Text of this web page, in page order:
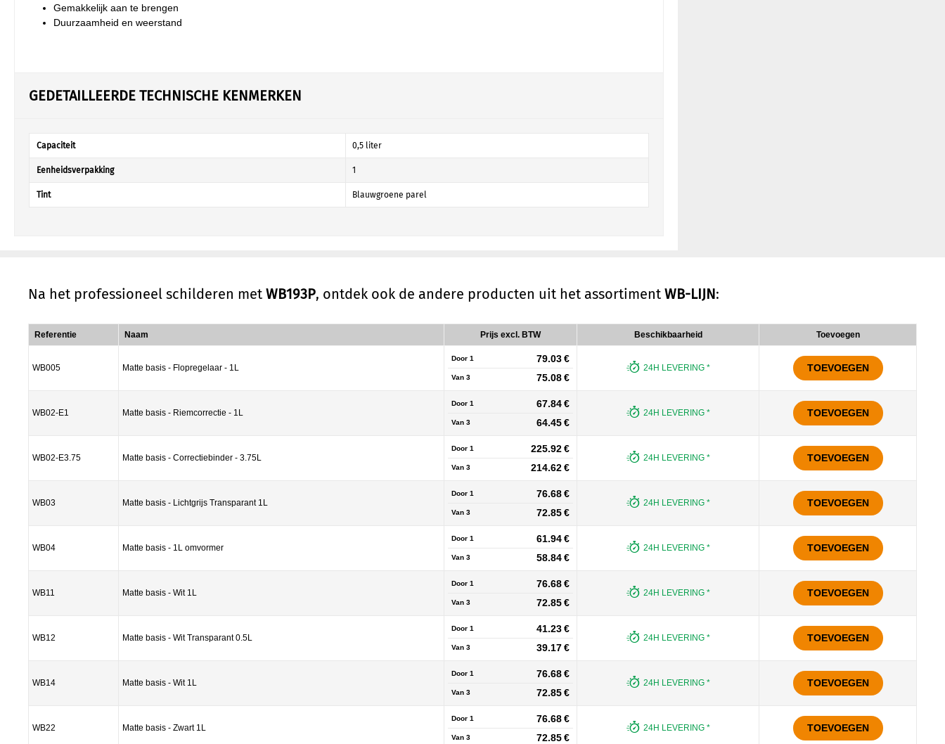
Gemakkelijk aan te brengen
Duurzaamheid en weerstand
GEDETAILLEERDE TECHNISCHE KENMERKEN
Capaciteit 0,5 liter
Eenheidsverpakking 1
Tint Blauwgroene parel
Na het professioneel schilderen met WB193P, ontdek ook de andere producten uit het assortiment WB-LIJN:
Referentie Naam Prijs excl. BTW Beschikbaarheid Toevoegen
WB005 Matte basis - Flopregelaar - 1L
Door 1 79.03 €
Van 3 75.08 €
24H LEVERING * TOEVOEGEN
WB02-E1 Matte basis - Riemcorrectie - 1L
Door 1 67.84 €
Van 3 64.45 €
24H LEVERING * TOEVOEGEN
WB02-E3.75 Matte basis - Correctiebinder - 3.75L
Door 1 225.92 €
Van 3 214.62 €
24H LEVERING * TOEVOEGEN
WB03 Matte basis - Lichtgrijs Transparant 1L
Door 1 76.68 €
Van 3 72.85 €
24H LEVERING * TOEVOEGEN
WB04 Matte basis - 1L omvormer
Door 1 61.94 €
Van 3 58.84 €
24H LEVERING * TOEVOEGEN
WB11 Matte basis - Wit 1L
Door 1 76.68 €
Van 3 72.85 €
24H LEVERING * TOEVOEGEN
WB12 Matte basis - Wit Transparant 0.5L
Door 1 41.23 €
Van 3 39.17 €
24H LEVERING * TOEVOEGEN
WB14 Matte basis - Wit 1L
Door 1 76.68 €
Van 3 72.85 €
24H LEVERING * TOEVOEGEN
WB22 Matte basis - Zwart 1L
Door 1 76.68 €
Van 3 72.85 €
24H LEVERING * TOEVOEGEN